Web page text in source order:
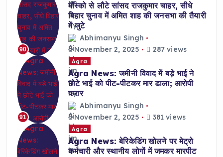
90
मॉस्को से लौटे सांसद राजकुमार चाहर, सीधे
बिहार चुनाव में अमित शाह की जनसभा की तैयारी
में जुटे
Abhimanyu Singh
November 2, 2025
287 views
91
Agra
Agra News: जमीनी विवाद में बड़े भाई ने
छोटे भाई को पीट-पीटकर मार डाला; आरोपी
फरार
Abhimanyu Singh
November 2, 2025
381 views
Agra
Agra News: बेरिकेडिंग खोलने पर मेट्रो
कर्मचारी और स्थानीय लोगों में जमकर मारपीट